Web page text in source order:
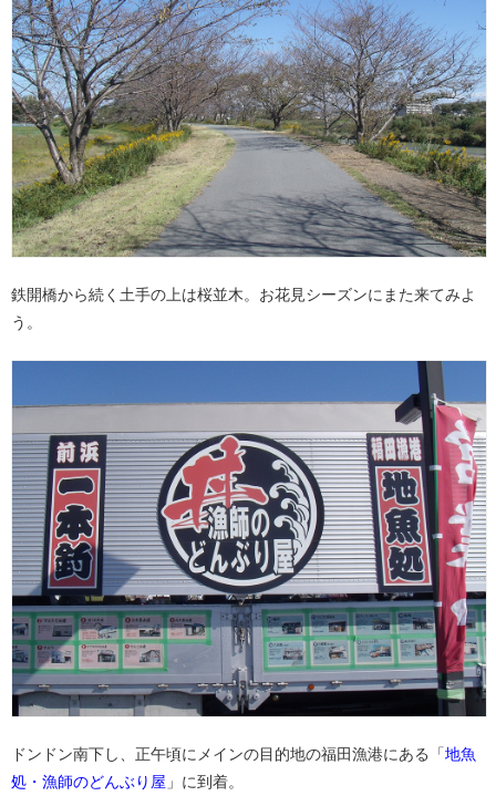
鉄開橋から続く土手の上は桜並木。お花見シーズンにまた来てみよ
う。
ドンドン南下し、正午頃にメインの目的地の福田漁港にある「 地魚
処・漁師のどんぶり屋 」に到着。